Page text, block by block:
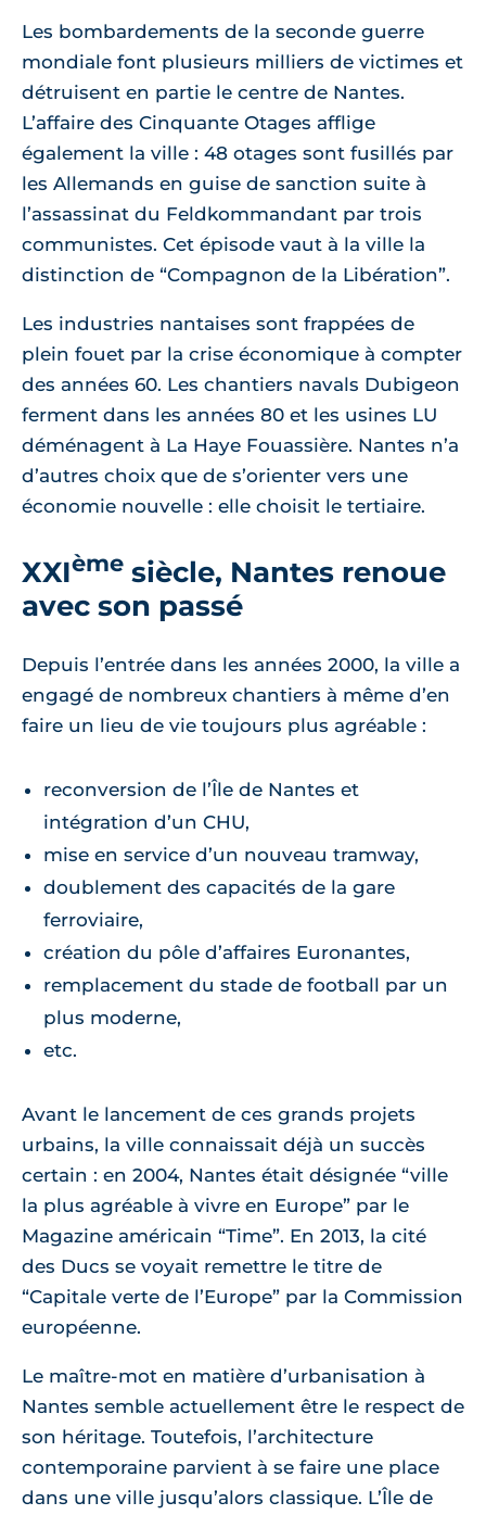
Les bombardements de la seconde guerre
mondiale font plusieurs milliers de victimes et
détruisent en partie le centre de Nantes.
L’affaire des Cinquante Otages afflige
également la ville : 48 otages sont fusillés par
les Allemands en guise de sanction suite à
l’assassinat du Feldkommandant par trois
communistes. Cet épisode vaut à la ville la
distinction de “Compagnon de la Libération”.
Les industries nantaises sont frappées de
plein fouet par la crise économique à compter
des années 60. Les chantiers navals Dubigeon
ferment dans les années 80 et les usines LU
déménagent à La Haye Fouassière. Nantes n’a
d’autres choix que de s’orienter vers une
économie nouvelle : elle choisit le tertiaire.
XXIème siècle, Nantes renoue
avec son passé
Depuis l’entrée dans les années 2000, la ville a
engagé de nombreux chantiers à même d’en
faire un lieu de vie toujours plus agréable :
reconversion de l’Île de Nantes et
intégration d’un CHU,
mise en service d’un nouveau tramway,
doublement des capacités de la gare
ferroviaire,
création du pôle d’affaires Euronantes,
remplacement du stade de football par un
plus moderne,
etc.
Avant le lancement de ces grands projets
urbains, la ville connaissait déjà un succès
certain : en 2004, Nantes était désignée “ville
la plus agréable à vivre en Europe” par le
Magazine américain “Time”. En 2013, la cité
des Ducs se voyait remettre le titre de
“Capitale verte de l’Europe” par la Commission
européenne.
Le maître-mot en matière d’urbanisation à
Nantes semble actuellement être le respect de
son héritage. Toutefois, l’architecture
contemporaine parvient à se faire une place
dans une ville jusqu’alors classique. L’Île de